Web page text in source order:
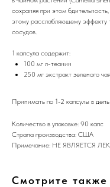
сохраняя при этом
этому расслабляющему эффекту
сосудов.
1 капсула содержит:
100 мг л-теанин
250 мг экстракт зеленого
Принимать по 1-2 капсулы в
Количество в упаковке: 90 капс
Страна производства: США
Примечание: НЕ ЯВЛЯЕТСЯ
Смотрите также